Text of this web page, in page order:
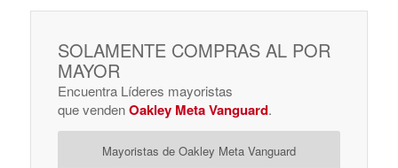
SOLAMENTE COMPRAS AL POR
MAYOR
Encuentra Líderes mayoristas
que vendenOakley Meta Vanguard.
Mayoristas de Oakley Meta Vanguard